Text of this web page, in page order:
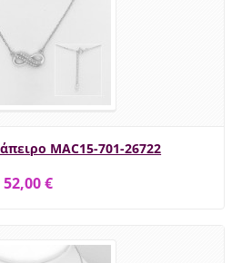
MAC15-701-26722
52,00 €